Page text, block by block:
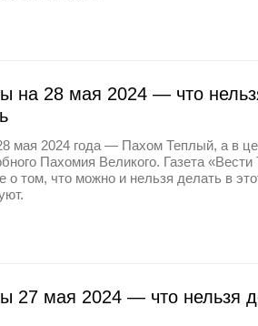
на 28 мая 2024 — что
мая 2024 года — Пахом Теплый, а в
Пахомия Великого. Газета «Вести
о том, что можно и нельзя делать в
27 мая 2024 — что нельзя